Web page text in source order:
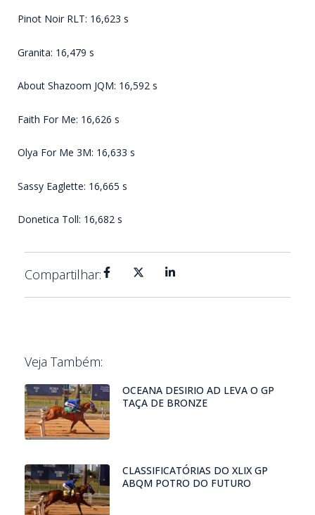
Pinot Noir RLT: 16,623 s
Granita: 16,479 s
About Shazoom JQM: 16,592 s
Faith For Me: 16,626 s
Olya For Me 3M: 16,633 s
Sassy Eaglette: 16,665 s
Donetica Toll: 16,682 s
Compartilhar:
Veja Também:
OCEANA DESIRIO AD LEVA O GP
TAÇA DE BRONZE
CLASSIFICATÓRIAS DO XLIX GP
ABQM POTRO DO FUTURO